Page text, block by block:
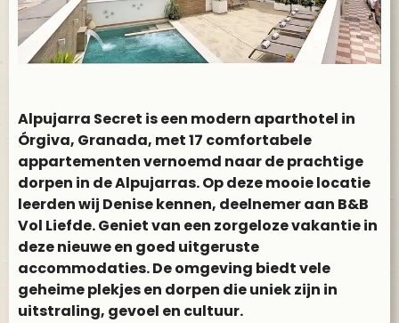
Alpujarra Secret is een modern aparthotel in
Órgiva, Granada, met 17 comfortabele
appartementen vernoemd naar de prachtige
dorpen in de Alpujarras. Op deze mooie locatie
leerden wij Denise kennen, deelnemer aan B&B
Vol Liefde. Geniet van een zorgeloze vakantie in
deze nieuwe en goed uitgeruste
accommodaties. De omgeving biedt vele
geheime plekjes en dorpen die uniek zijn in
uitstraling, gevoel en cultuur.